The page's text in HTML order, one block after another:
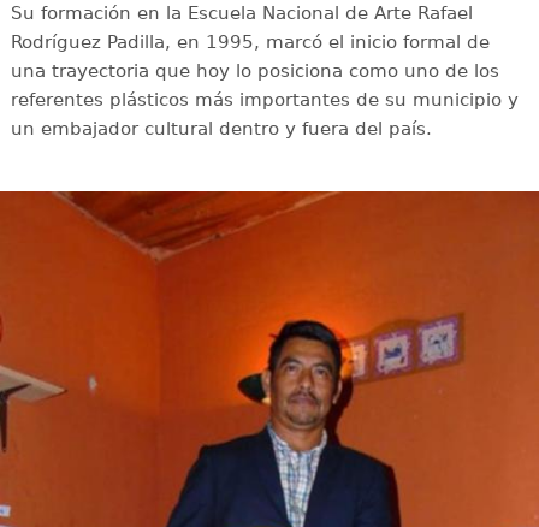
Su formación en la Escuela Nacional de Arte Rafael
Rodríguez Padilla, en 1995, marcó el inicio formal de
una trayectoria que hoy lo posiciona como uno de los
referentes plásticos más importantes de su municipio y
un embajador cultural dentro y fuera del país.